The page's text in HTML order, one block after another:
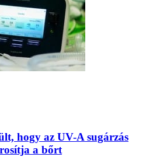
hogy az UV-A sugárzás
a bőrt